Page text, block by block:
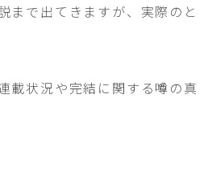
まで出てきますが、実際のと
載状況や完結に関する噂の真